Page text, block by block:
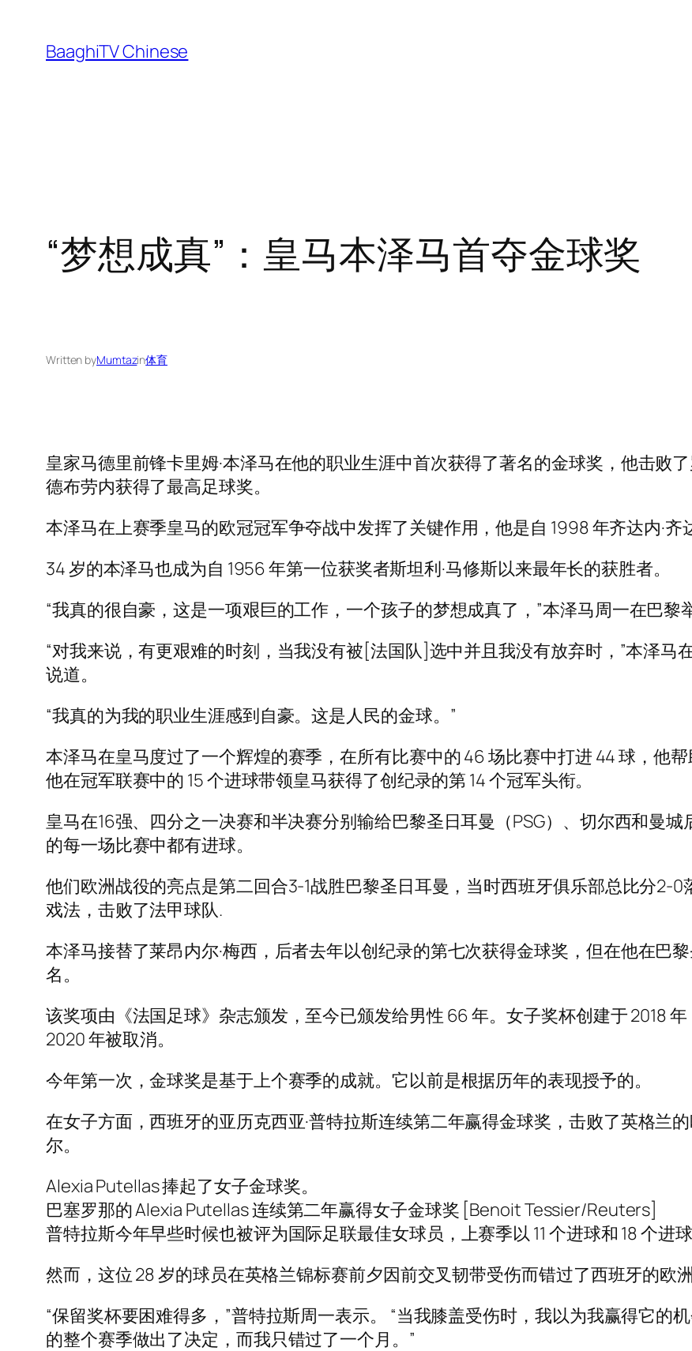
content
BaaghiTV Chinese
“梦想成真”：皇马本泽马首夺金球奖
Written byMumtazin体育
皇家马德里前锋卡里姆·本泽马在他的职业生涯中首次获得了著名的金球奖，他击败
德布劳内获得了最高足球奖。
本泽马在上赛季皇马的欧冠冠军争夺战中发挥了关键作用，他是自 1998 年齐达内·齐
34 岁的本泽马也成为自 1956 年第一位获奖者斯坦利·马修斯以来最年长的获胜者。
“我真的很自豪，这是一项艰巨的工作，一个孩子的梦想成真了，”本泽马周一在巴黎
“对我来说，有更艰难的时刻，当我没有被[法国队]选中并且我没有放弃时，”本泽马
说道。
“我真的为我的职业生涯感到自豪。这是人民的金球。”
本泽马在皇马度过了一个辉煌的赛季，在所有比赛中的 46 场比赛中打进 44 球，他
他在冠军联赛中的 15 个进球带领皇马获得了创纪录的第 14 个冠军头衔。
皇马在16强、四分之一决赛和半决赛分别输给巴黎圣日耳曼（PSG）、切尔西和曼
的每一场比赛中都有进球。
他们欧洲战役的亮点是第二回合3-1战胜巴黎圣日耳曼，当时西班牙俱乐部总比分2-
戏法，击败了法甲球队.
本泽马接替了莱昂内尔·梅西，后者去年以创纪录的第七次获得金球奖，但在他在巴
名。
该奖项由《法国足球》杂志颁发，至今已颁发给男性 66 年。女子奖杯创建于 2018
2020 年被取消。
今年第一次，金球奖是基于上个赛季的成就。它以前是根据历年的表现授予的。
在女子方面，西班牙的亚历克西亚·普特拉斯连续第二年赢得金球奖，击败了英格兰
尔。
Alexia Putellas 捧起了女子金球奖。
巴塞罗那的 Alexia Putellas 连续第二年赢得女子金球奖 [Benoit Tessier/Reuters]
普特拉斯今年早些时候也被评为国际足联最佳女球员，上赛季以 11 个进球和 18 个进
然而，这位 28 岁的球员在英格兰锦标赛前夕因前交叉韧带受伤而错过了西班牙的欧洲
“保留奖杯要困难得多，”普特拉斯周一表示。 “当我膝盖受伤时，我以为我赢得它的
的整个赛季做出了决定，而我只错过了一个月。”